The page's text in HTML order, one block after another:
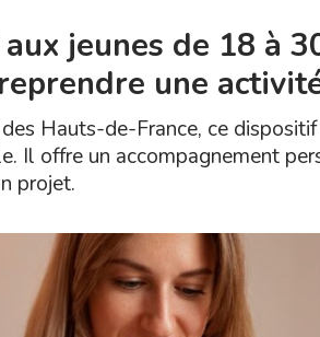
jeunes de 18 à
une
Hauts-de-France, ce
Il offre un accompagnement
projet.